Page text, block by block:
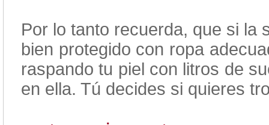
Por lo tanto recuerda, que si la
bien protegido con ropa
raspando tu piel con litros de
en ella. Tú decides si quieres